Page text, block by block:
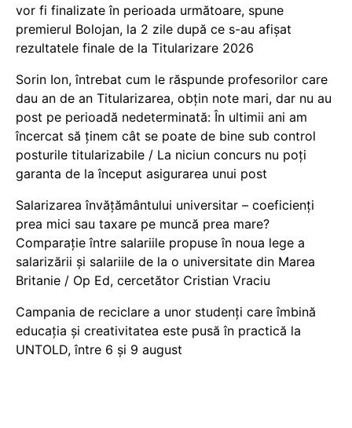
vor fi finalizate în perioada următoare, spune
premierul Bolojan, la 2 zile după ce s-au afișat
rezultatele finale de la Titularizare 2026
Sorin Ion, întrebat cum le răspunde profesorilor care
dau an de an Titularizarea, obțin note mari, dar nu au
post pe perioadă nedeterminată: În ultimii ani am
încercat să ținem cât se poate de bine sub control
posturile titularizabile / La niciun concurs nu poți
garanta de la început asigurarea unui post
Salarizarea învățământului universitar – coeficienți
prea mici sau taxare pe muncă prea mare?
Comparație între salariile propuse în noua lege a
salarizării și salariile de la o universitate din Marea
Britanie / Op Ed, cercetător Cristian Vraciu
Campania de reciclare a unor studenți care îmbină
educația și creativitatea este pusă în practică la
UNTOLD, între 6 și 9 august